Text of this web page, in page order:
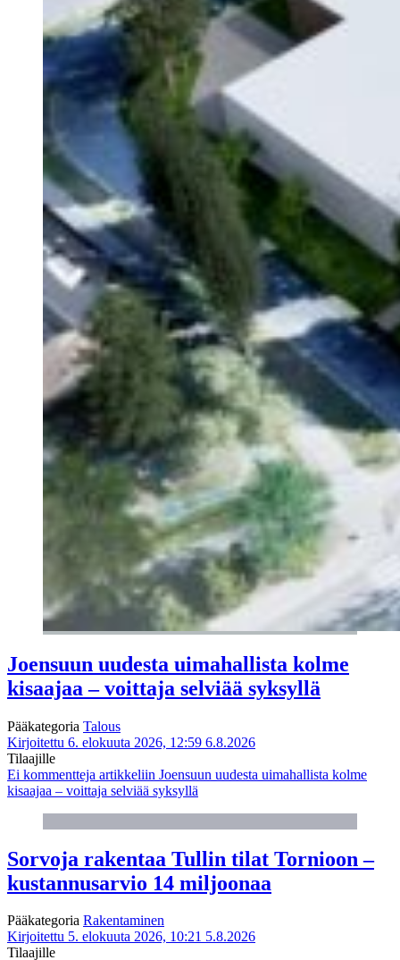
Joensuun uudesta uimahallista kolme
kisaajaa – voittaja selviää syksyllä
Pääkategoria Talous
Kirjoitettu 6. elokuuta 2026, 12:59 6.8.2026
Tilaajille
Ei kommentteja artikkeliin Joensuun uudesta uimahallista kolme
kisaajaa – voittaja selviää syksyllä
Sorvoja rakentaa Tullin tilat Tornioon –
kustannusarvio 14 miljoonaa
Pääkategoria Rakentaminen
Kirjoitettu 5. elokuuta 2026, 10:21 5.8.2026
Tilaajille